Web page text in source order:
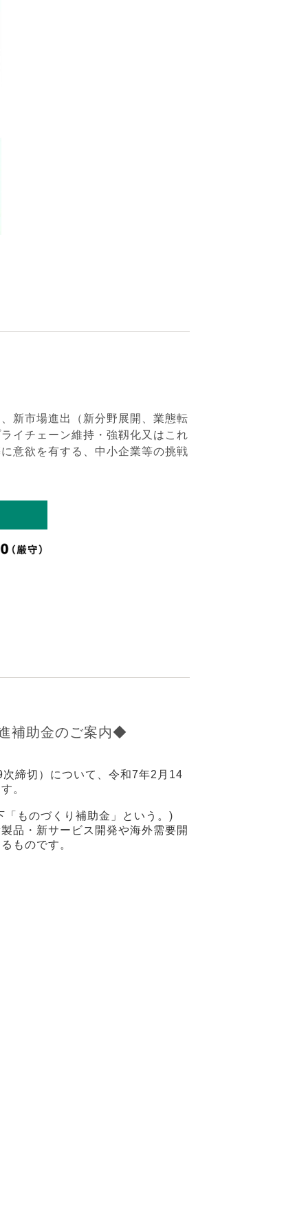
新市場進出（新分野展開、業態転
イチェーン維持・強靱化又はこれ
意欲を有する、中小企業等の挑戦
補助金のご案内◆
締切）について、令和7年2月14
。
「ものづくり補助金」という。)
品・新サービス開発や海外需要開
ものです。